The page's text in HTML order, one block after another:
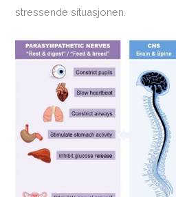
stressende situasjonen.